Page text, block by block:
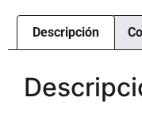
Descripción